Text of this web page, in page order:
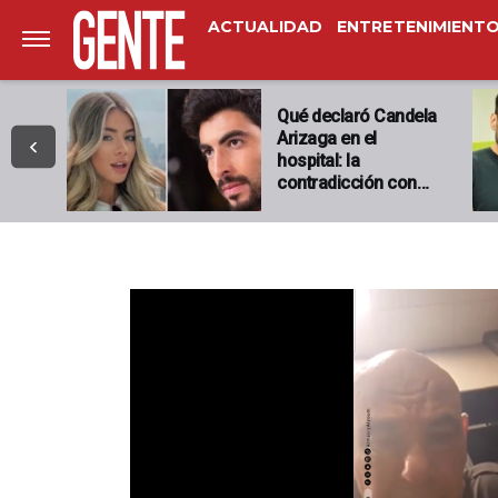
ACTUALIDAD ENTRETENIMIENTO
Qué declaró Candela
Arizaga en el
hospital: la
contradicción con…